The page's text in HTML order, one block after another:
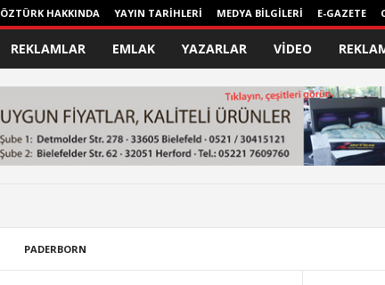
ÖZTÜRK HAKKINDA YAYIN TARİHLERİ MEDYA BİLGİLERİ E-GAZETE
REKLAMLAR EMLAK YAZARLAR VİDEO
PADERBORN